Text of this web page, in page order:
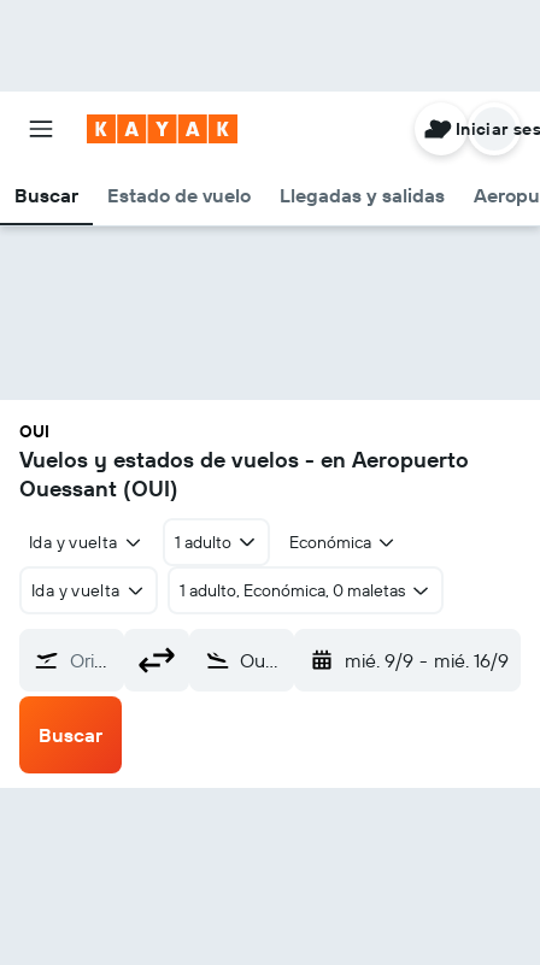
Buscar Estado de vuelo Llegadas y salidas
Iniciar
OUI
Vuelos y estados de vuelos - en Aeropuerto
Ouessant (OUI)
Ida y vuelta 1 adulto Económica
Ida y vuelta 1 adulto, Económica, 0 maletas
Origen Ouessant (OUI) mié. 9/9 - mié. 16/9
Buscar